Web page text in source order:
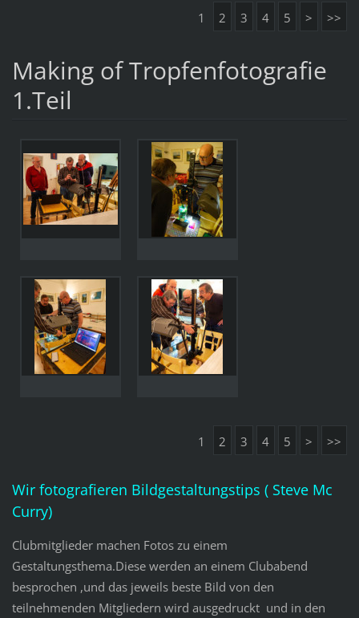
1 2 3 4 5 > >>
Making of Tropfenfotografie
1.Teil
1 2 3 4 5 > >>
Wir fotografieren Bildgestaltungstips ( Steve Mc
Curry)
Clubmitglieder machen Fotos zu einem
Gestaltungsthema.Diese werden an einem Clubabend
besprochen ,und das jeweils beste Bild von den
teilnehmenden Mitgliedern wird ausgedruckt und in den